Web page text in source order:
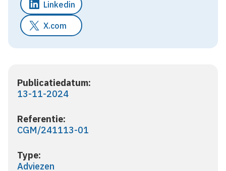
Publicatiedatum:
13-11-2024
Referentie:
CGM/241113-01
Type:
Adviezen
Linkedin
X.com